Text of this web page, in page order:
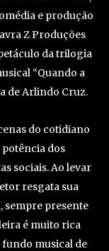
e produção
Z Produções
da trilogia
“Quando a
de Arlindo Cruz.
do cotidiano
dos
sociais. Ao levar
resgata sua
sempre presente
é muito rica
fundo musical de